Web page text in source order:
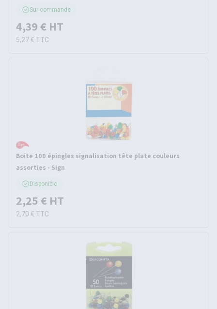
Sur commande
4,39 € HT
5,27 € TTC
Boite 100 épingles signalisation tête plate couleurs
assorties - Sign
Disponible
2,25 € HT
2,70 € TTC